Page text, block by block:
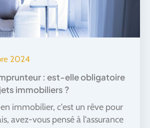
2024
: est-elle obligatoire
immobiliers ?
immobilier, c'est un rêve pour
avez-vous pensé à l'assurance